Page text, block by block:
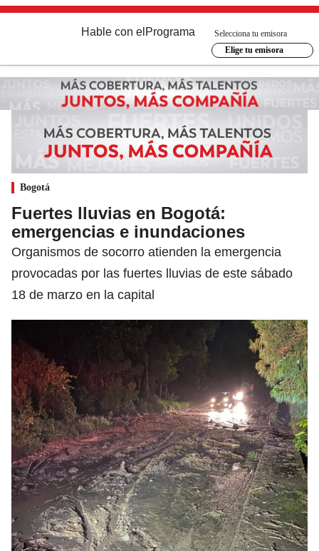
Hable con el Programa
Selecciona tu emisora
Elige tu emisora
Bogotá
Fuertes lluvias en Bogotá:
emergencias e inundaciones
Organismos de socorro atienden la emergencia
provocadas por las fuertes lluvias de este sábado
18 de marzo en la capital